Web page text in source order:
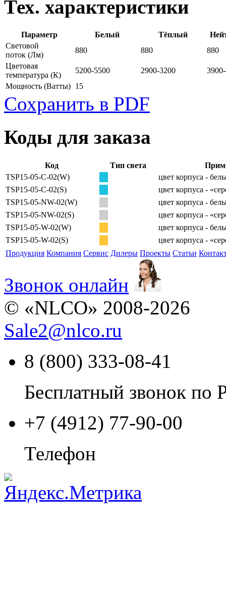
Тех. характеристики
Параметр Белый Тёплый
Световой
поток (Лм)
880 880
880
Цветовая
температура (К)
5200-5500 2900-3200
Мощность (Ватты) 15
Сохранить в PDF
Коды для заказа
Код Тип света
TSP15-05-C-02(W)
цвет корпуса -
TSP15-05-C-02(S)
цвет корпуса -
TSP15-05-NW-02(W)
цвет корпуса -
TSP15-05-NW-02(S)
цвет корпуса -
TSP15-05-W-02(W)
цвет корпуса -
TSP15-05-W-02(S)
цвет корпуса -
Продукция Компания Сервис Дилеры Проекты Статьи
Звонок онлайн
© «NLCO» 2008-2026
Sale2@nlco.ru
8 (800) 333-08-41
Бесплатный звонок по
+7 (4912) 77-90-00
Телефон